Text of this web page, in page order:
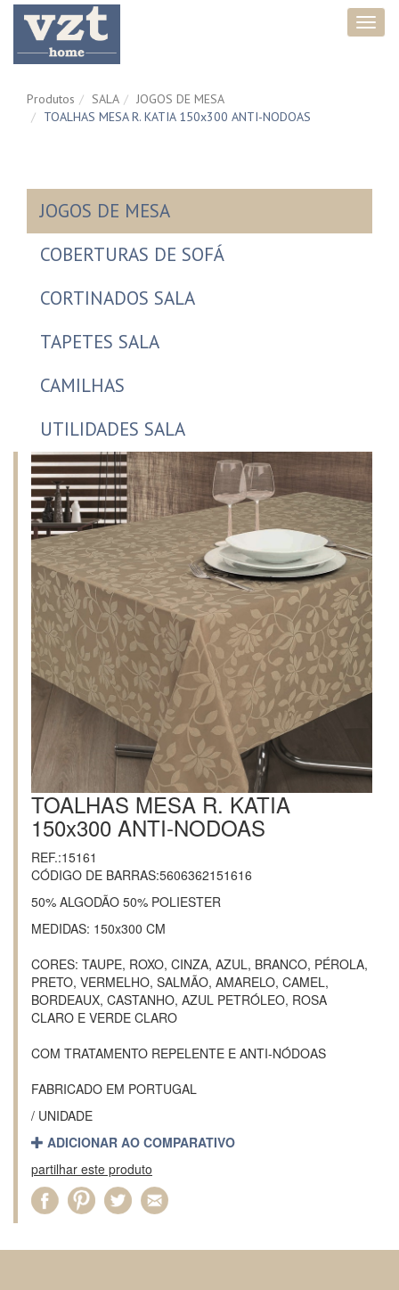
Produtos SALA
JOGOS DE MESA
TOALHAS MESA R. KATIA 150x300 ANTI-NODOAS
JOGOS DE MESA
COBERTURAS DE SOFÁ
CORTINADOS SALA
TAPETES SALA
CAMILHAS
UTILIDADES SALA
TOALHAS MESA R. KATIA
150x300 ANTI-NODOAS
REF.:15161
CÓDIGO DE BARRAS:5606362151616
50% ALGODÃO 50% POLIESTER
MEDIDAS: 150x300 CM
CORES: TAUPE, ROXO, CINZA, AZUL, BRANCO, PÉROLA,
PRETO, VERMELHO, SALMÃO, AMARELO, CAMEL,
BORDEAUX, CASTANHO, AZUL PETRÓLEO, ROSA
CLARO E VERDE CLARO
COM TRATAMENTO REPELENTE E ANTI-NÓDOAS
FABRICADO EM PORTUGAL
/ UNIDADE
ADICIONAR AO COMPARATIVO
partilhar este produto